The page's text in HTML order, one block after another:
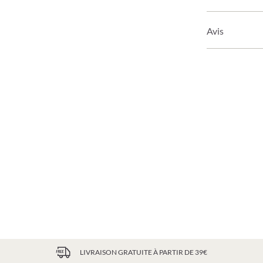
Avis
LIVRAISON GRATUITE À PARTIR DE 39€